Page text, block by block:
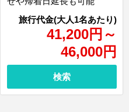
41,200円 ～
46,000円
検索